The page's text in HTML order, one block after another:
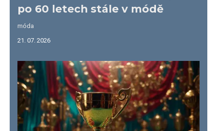
po 60 letech stále v módě
móda
21. 07. 2026